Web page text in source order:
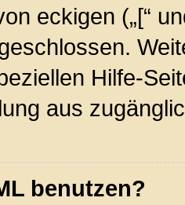
eckigen („[“
Hilfe-
aus
benutzen?